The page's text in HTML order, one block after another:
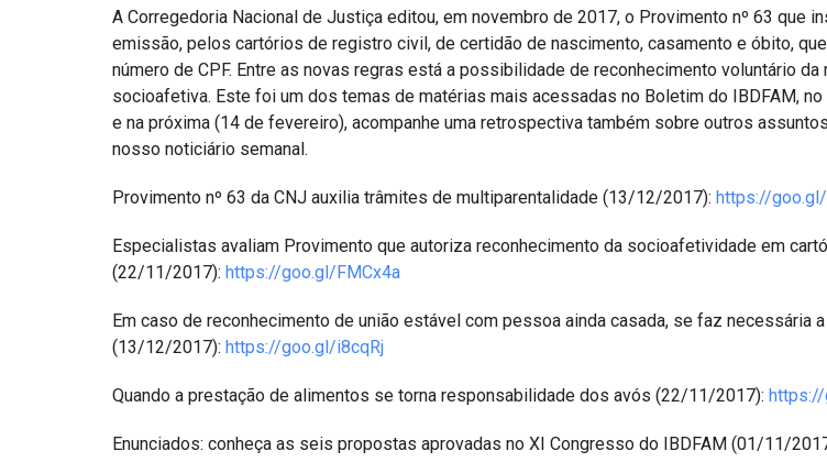
Alienação Parental
Encontre um Escritório
Fale Conosco
A Corregedoria Nacional de Justiça editou, em novembro de 2017, o Provimento nº 63 que
emissão, pelos cartórios de registro civil, de certidão de nascimento, casamento e óbito,
número de CPF. Entre as novas regras está a possibilidade de reconhecimento voluntário
socioafetiva. Este foi um dos temas de matérias mais acessadas no Boletim do IBDFAM,
e na próxima (14 de fevereiro), acompanhe uma retrospectiva também sobre outros
nosso noticiário semanal.
Provimento nº 63 da CNJ auxilia trâmites de multiparentalidade (13/12/2017): https://goo.gl/
Especialistas avaliam Provimento que autoriza reconhecimento da socioafetividade em
(22/11/2017): https://goo.gl/FMCx4a
Em caso de reconhecimento de união estável com pessoa ainda casada, se faz necessária
(13/12/2017): https://goo.gl/i8cqRj
Quando a prestação de alimentos se torna responsabilidade dos avós (22/11/2017):
Enunciados: conheça as seis propostas aprovadas no XI Congresso do IBDFAM (01/11/